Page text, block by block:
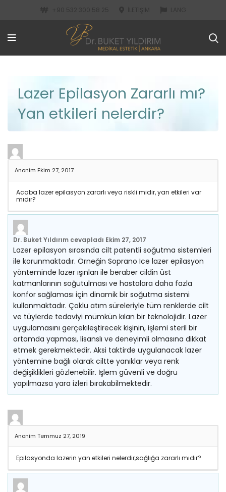
Lazer Epilasyon Zararlı mı?
Yan etkileri nelerdir?
Anonim Ekim 27, 2017
Acaba lazer epilasyon zararlı veya riskli midir, yan etkileri var
mıdır?
Dr. Buket Yıldırım cevapladı Ekim 27, 2017
Lazer epilasyon sırasında cilt patentli soğutma sistemleri
ile korunmaktadır. Örneğin Soprano Ice lazer epilasyon
yönteminde lazer ışınları ile beraber cildin üst
katmanlarının soğutulması ve hastalara daha fazla
konfor sağlaması için dinamik bir soğutma sistemi
kullanmaktadır. Çoklu atım süreleriyle tüm renklerde cilt
ve tüylerde tedaviyi mümkün kılan bir teknolojidir. Lazer
uygulamasını gerçekıleştirecek kişinin, işlemi steril bir
ortamda yapması, lisanslı ve deneyimli olmasına dikkat
etmek gerekmektedir. Aksi taktirde uygulanacak lazer
yöntemine bağlı olarak ciltte yanıklar veya renk
değişiklikleri gözlenebilir. İşlem güvenli ve doğru
yapılmazsa yara izleri bırakabilmektedir.
Anonim Temmuz 27, 2019
Epilasyonda lazerin yan etkileri nelerdir,sağlığa zararlı mıdır?